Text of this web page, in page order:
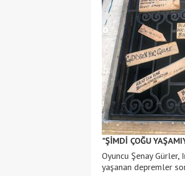
"ŞİMDİ ÇOĞU
Oyuncu Şenay Gürler,
yaşanan depremler